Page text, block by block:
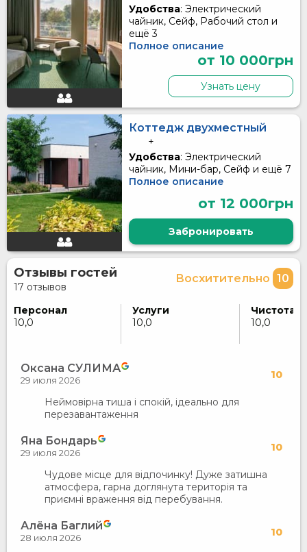
Удобства: Электрический
чайник, Сейф, Рабочий стол и
ещё 3
Полное описание
от 10 000грн
Узнать цену
Коттедж двухместный
+
Удобства: Электрический
чайник, Мини-бар, Сейф и ещё 7
Полное описание
от 12 000грн
Забронировать
Отзывы гостей
17 отзывов
Восхитительно 10
Персонал
10,0
Услуги
10,0
Чистота
10,0
Оксана СУЛИМА 10
29 июля 2026
Неймовірна тиша і спокій, ідеально для
перезавантаження
Яна Бондарь 10
29 июля 2026
Чудове місце для відпочинку! Дуже затишна
атмосфера, гарна доглянута територія та
приємні враження від перебування.
Алёна Баглий 10
28 июля 2026